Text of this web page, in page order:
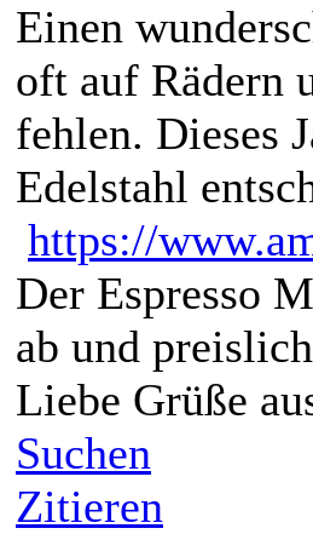
Einen
oft auf Rädern
fehlen. Dieses
Edelstahl
https://
Der Espresso
ab und
Liebe Grüße
Suchen
Zitieren